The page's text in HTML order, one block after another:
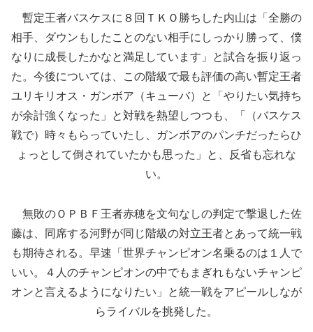
暫定王者バスケスに８回ＴＫＯ勝ちした内山は「全勝の
相手、ダウンもしたことのない相手にしっかり勝って、僕
なりに成長したかなと満足しています」と試合を振り返っ
た。今後については、この階級で最も評価の高い暫定王者
ユリキリオス・ガンボア（キューバ）と「やりたい気持ち
が余計強くなった」と対戦を熱望しつつも、「（バスケス
戦で）時々もらっていたし、ガンボアのパンチだったらひ
ょっとして倒されていたかも思った」と、反省も忘れな
い。
無敗のＯＰＢＦ王者赤穂を文句なしの判定で撃退した佐
藤は、同席する河野が同じ階級の対立王者とあって統一戦
も期待される。早速「世界チャンピオン名乗るのは１人で
いい。４人のチャンピオンの中でもまぎれもないチャンピ
オンと言えるようになりたい」と統一戦をアピールしなが
らライバルを挑発した。